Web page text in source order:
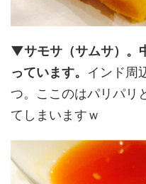
▼サモサ（サムサ）。
っています。 インド周
つ。ここのはパリパリ
てしまいますｗ